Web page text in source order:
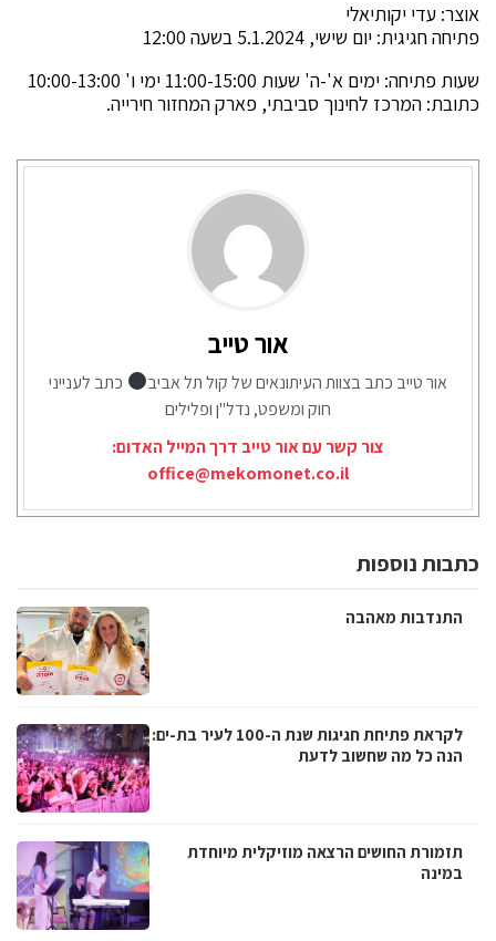
אוצר: עדי יקותיאלי
פתיחה חגיגית: יום שישי, 5.1.2024 בשעה 12:00
שעות פתיחה: ימים א'-ה' שעות 11:00-15:00 ימי ו' 10:00-13:00
כתובת: המרכז לחינוך סביבתי, פארק המחזור חירייה.
אור טייב
אור טייב כתב בצוות העיתונאים של קול תל אביב
כתב לענייני
חוק ומשפט, נדל"ן ופלילים
צור קשר עם אור טייב דרך המייל האדום:
office@mekomonet.co.il
כתבות נוספות
התנדבות מאהבה
לקראת פתיחת חגיגות שנת ה-100 לעיר בת-ים:
הנה כל מה שחשוב לדעת
תזמורת החושים הרצאה מוזיקלית מיוחדת
במינה